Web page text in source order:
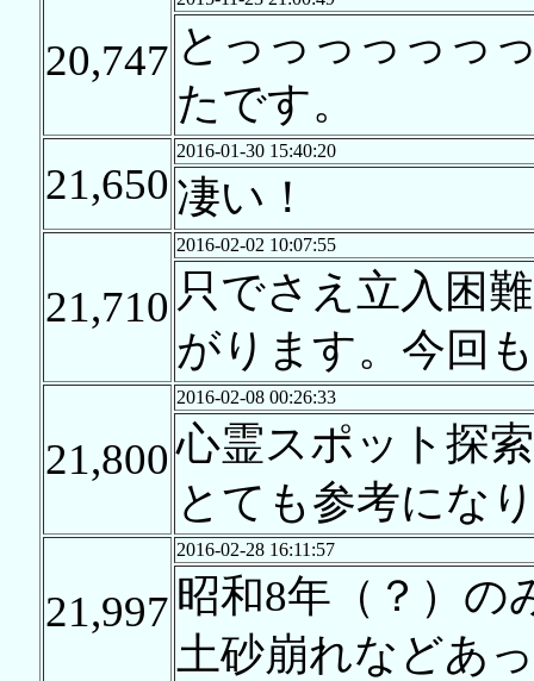
20,747 とっっっっっっ
たです。
21,650
2016-01-30 15:40:20
凄い！
21,710
2016-02-02 10:07:55
只でさえ立入困
がります。今回
21,800
2016-02-08 00:26:33
心霊スポット探
とても参考にな
21,997
2016-02-28 16:11:57
昭和8年（？）の
土砂崩れなどあ